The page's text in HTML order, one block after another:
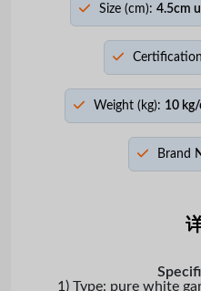
Size (cm): 4.5cm
Weight (kg): 10
Brand
1) Type: pure white